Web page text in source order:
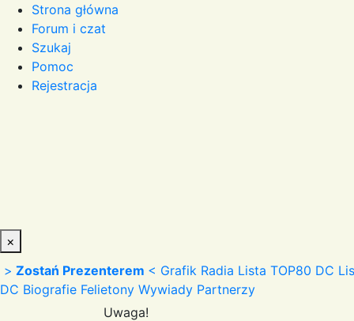
Strona główna
Forum i czat
Szukaj
Pomoc
Rejestracja
×
> Zostań Prezenterem < Grafik Radia Lista TOP80 DC
DC Biografie Felietony Wywiady Partnerzy
Uwaga!